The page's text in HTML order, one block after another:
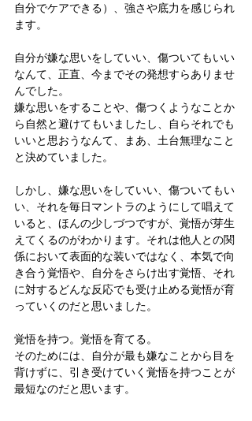
自分でケアできる）、強さや底力を感じられ
ます。
自分が嫌な思いをしていい、傷ついてもいい
なんて、正直、今までその発想すらありませ
んでした。
嫌な思いをすることや、傷つくようなことか
ら自然と避けてもいましたし、自らそれでも
いいと思おうなんて、まあ、土台無理なこと
と決めていました。
しかし、嫌な思いをしていい、傷ついてもい
い、それを毎日マントラのようにして唱えて
いると、ほんの少しづつですが、覚悟が芽生
えてくるのがわかります。それは他人との関
係において表面的な装いではなく、本気で向
き合う覚悟や、自分をさらけ出す覚悟、それ
に対するどんな反応でも受け止める覚悟が育
っていくのだと思いました。
覚悟を持つ。覚悟を育てる。
そのためには、自分が最も嫌なことから目を
背けずに、引き受けていく覚悟を持つことが
最短なのだと思います。